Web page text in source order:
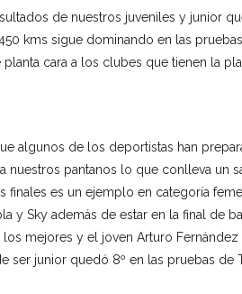
de nuestros juveniles y junior
kms sigue dominando en las
cara a los clubes que tienen la
algunos de los deportistas han
nuestros pantanos lo que conlleva un
finales es un ejemplo en categoría
y Sky además de estar en la final de
los mejores y el joven Arturo
ser junior quedó 8º en las pruebas de